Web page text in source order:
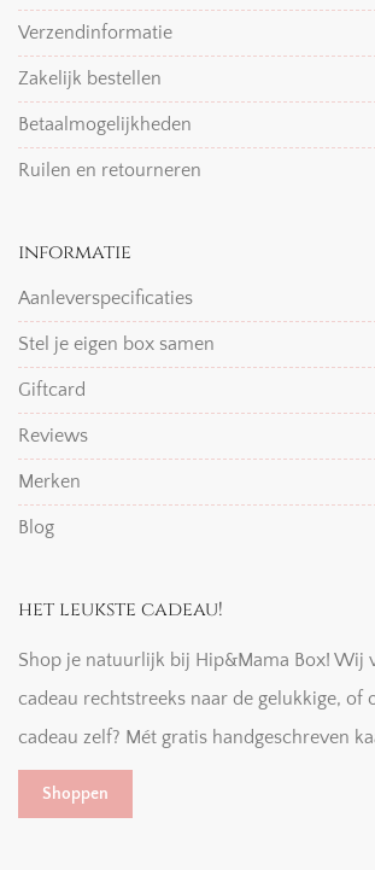
Verzendinformatie
Zakelijk bestellen
Betaalmogelijkheden
Ruilen en retourneren
informatie
Aanleverspecificaties
Stel je eigen box samen
Giftcard
Reviews
Merken
Blog
het leukste cadeau!
Shop je natuurlijk bij Hip&Mama Box! Wij
cadeau rechtstreeks naar de gelukkige, of
cadeau zelf? Mét gratis handgeschreven
Shoppen